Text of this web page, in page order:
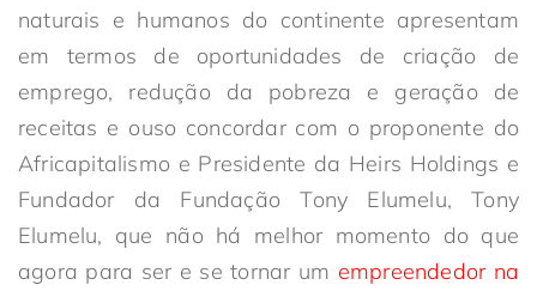
naturais e humanos do continente apresentam
em termos de oportunidades de criação de
emprego, redução da pobreza e geração de
receitas e ouso concordar com o proponente do
Africapitalismo e Presidente da Heirs Holdings e
Fundador da Fundação Tony Elumelu, Tony
Elumelu, que não há melhor momento do que
agora para ser e se tornar um empreendedor na